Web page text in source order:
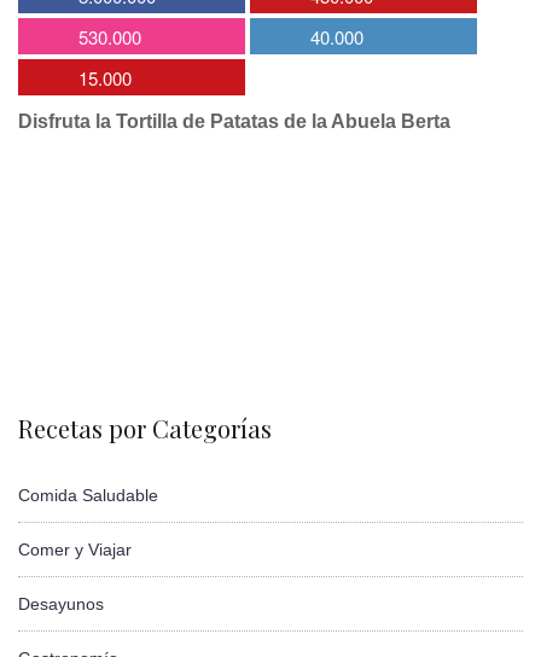
530.000
40.000
15.000
Disfruta la Tortilla de Patatas de la Abuela Berta
Recetas por Categorías
Comida Saludable
Comer y Viajar
Desayunos